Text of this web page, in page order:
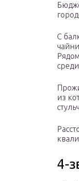
С
из
4-